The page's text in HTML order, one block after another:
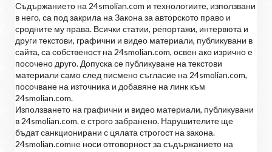
Съдържанието на 24smolian.com и технологиите, използвани
в него, са под закрила на Закона за авторското право и
сродните му права. Всички статии, репортажи, интервюта и
други текстови, графични и видео материали, публикувани в
сайта, са собственост на 24smolian.com, освен ако изрично е
посочено друго. Допуска се публикуване на текстови
материали само след писмено съгласие на 24smolian.com,
посочване на източника и добавяне на линк към
24smolian.com.
Използването на графични и видео материали, публикувани
в 24smolian.com. е строго забранено. Нарушителите ще
бъдат санкционирани с цялата строгост на закона.
24smolian.comне носи отговорност за съдържанието на